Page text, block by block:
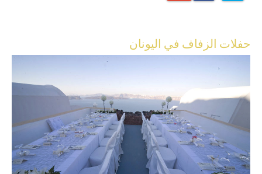
حفلات الزفاف في اليونان